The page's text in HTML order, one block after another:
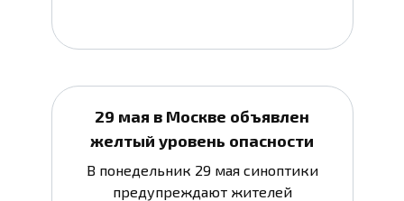
29 мая в Москве объявлен
желтый уровень опасности
В понедельник 29 мая синоптики
предупреждают жителей